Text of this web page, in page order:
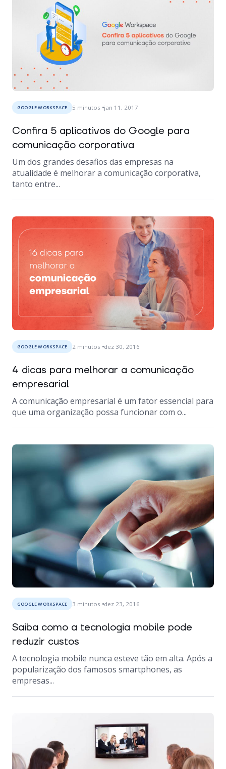
GOOGLE WORKSPACE 5 minutos jan 11, 2017
Confira 5 aplicativos do Google para
comunicação corporativa
Um dos grandes desafios das empresas na
atualidade é melhorar a comunicação corporativa,
tanto entre...
GOOGLE WORKSPACE 2 minutos dez 30, 2016
4 dicas para melhorar a comunicação
empresarial
A comunicação empresarial é um fator essencial para
que uma organização possa funcionar com o...
GOOGLE WORKSPACE 3 minutos dez 23, 2016
Saiba como a tecnologia mobile pode
reduzir custos
A tecnologia mobile nunca esteve tão em alta. Após a
popularização dos famosos smartphones, as
empresas...